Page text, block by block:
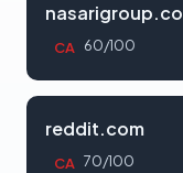
CA 60/100
reddit.com
CA 70/100